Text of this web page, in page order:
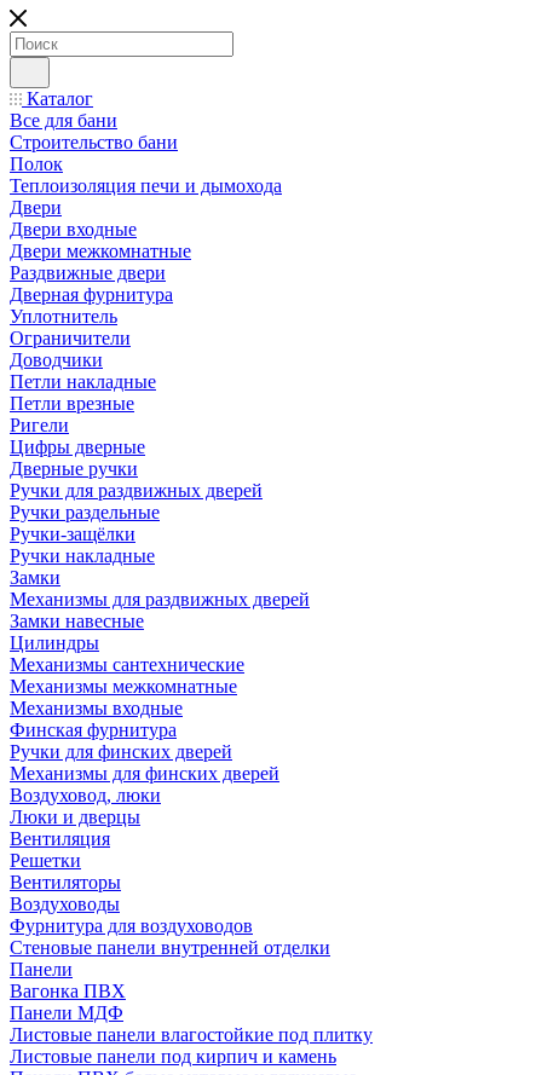
Каталог
Все для бани
Строительство бани
Полок
Теплоизоляция печи и дымохода
Двери
Двери входные
Двери межкомнатные
Раздвижные двери
Дверная фурнитура
Уплотнитель
Ограничители
Доводчики
Петли накладные
Петли врезные
Ригели
Цифры дверные
Дверные ручки
Ручки для раздвижных дверей
Ручки раздельные
Ручки-защёлки
Ручки накладные
Замки
Механизмы для раздвижных дверей
Замки навесные
Цилиндры
Механизмы сантехнические
Механизмы межкомнатные
Механизмы входные
Финская фурнитура
Ручки для финских дверей
Механизмы для финских дверей
Воздуховод, люки
Люки и дверцы
Вентиляция
Решетки
Вентиляторы
Воздуховоды
Фурнитура для воздуховодов
Стеновые панели внутренней отделки
Панели
Вагонка ПВХ
Панели МДФ
Листовые панели влагостойкие под плитку
Листовые панели под кирпич и камень